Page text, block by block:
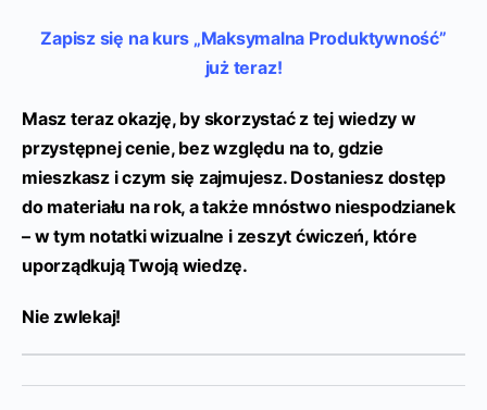
Zapisz się na kurs „Maksymalna Produktywność”
już teraz!
Masz teraz okazję, by skorzystać z tej wiedzy w
przystępnej cenie, bez względu na to, gdzie
mieszkasz i czym się zajmujesz. Dostaniesz dostęp
do materiału na rok, a także mnóstwo niespodzianek
– w tym notatki wizualne i zeszyt ćwiczeń, które
uporządkują Twoją wiedzę.
Nie zwlekaj!